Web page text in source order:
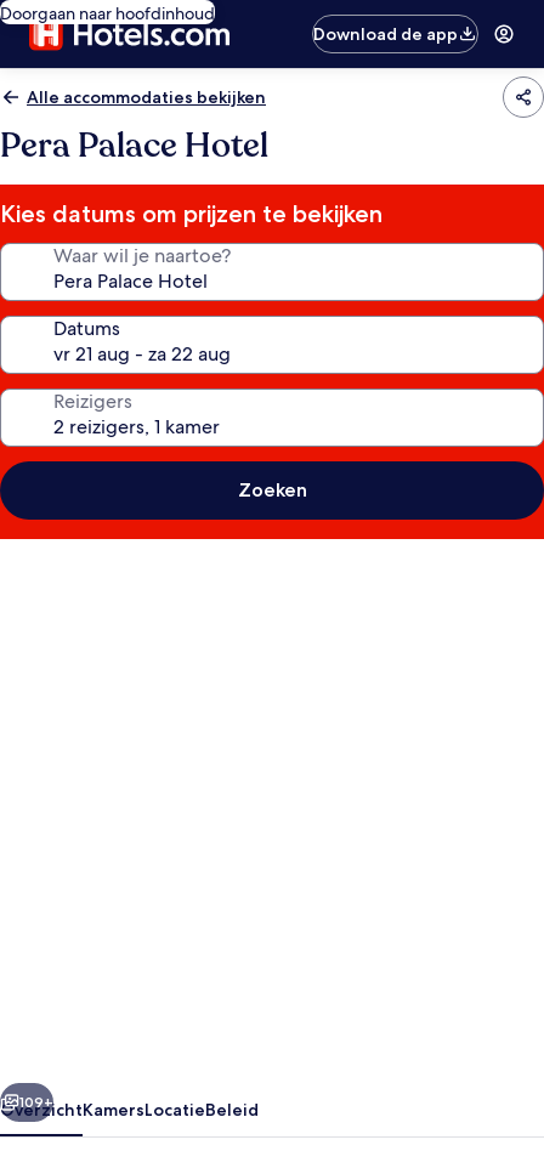
Doorgaan naar hoofdinhoud
Download de app
Alle accommodaties bekijken
Pera Palace Hotel
Kies datums om prijzen te bekijken
Waar wil je naartoe?
Datums
Reizigers
Zoeken
Volgende
109+
OverzichtKamersLocatieBeleid